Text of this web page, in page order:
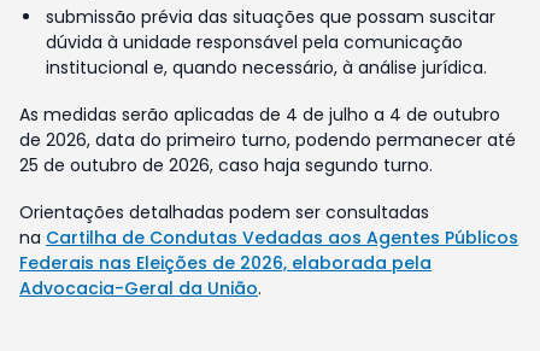
submissão prévia das situações que possam suscitar
dúvida à unidade responsável pela comunicação
institucional e, quando necessário, à análise jurídica.
As medidas serão aplicadas de 4 de julho a 4 de outubro
de 2026, data do primeiro turno, podendo permanecer até
25 de outubro de 2026, caso haja segundo turno.
Orientações detalhadas podem ser consultadas
na Cartilha de Condutas Vedadas aos Agentes Públicos
Federais nas Eleições de 2026, elaborada pela
Advocacia-Geral da União.